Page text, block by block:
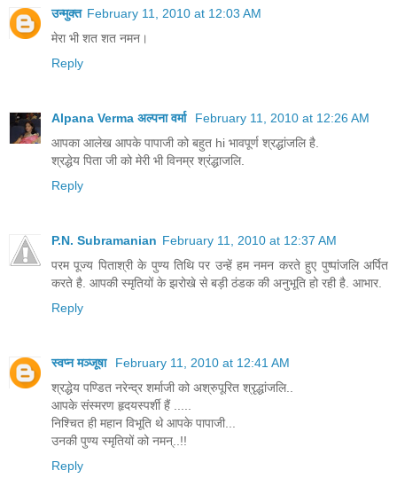
उन्मुक्त February 11, 2010 at 12:03 AM
मेरा भी शत शत नमन।
Reply
Alpana Verma अल्पना वर्मा
February 11, 2010 at 12:26 AM
आपका आलेख आपके पापाजी को बहुत hi भावपूर्ण श्रद्धांजलि है.
श्रद्धेय पिता जी को मेरी भी विनम्र श्रंद्धाजलि.
Reply
P.N. Subramanian February 11, 2010 at 12:37 AM
परम पूज्य पिताश्री के पुण्य तिथि पर उन्हें हम नमन करते हुए पुष्पांजलि अर्पित
करते है. आपकी स्मृतियों के झरोखे से बड़ी ठंडक की अनुभूति हो रही है. आभार.
Reply
स्वप्न मञ्जूषा
February 11, 2010 at 12:41 AM
श्रद्धेय पण्डित नरेन्द्र शर्माजी को अश्रुपूरित श्रृद्धांजलि..
आपके संस्मरण हृदयस्पर्शी हैं .....
निश्चित ही महान विभूति थे आपके पापाजी...
उनकी पुण्य स्मृतियों को नमन्..!!
Reply